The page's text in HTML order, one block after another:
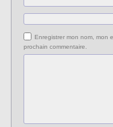
Enregistrer mon nom, mon
prochain commentaire.